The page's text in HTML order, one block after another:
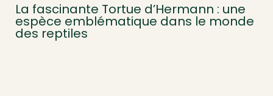
La fascinante Tortue d’Hermann : une
espèce emblématique dans le monde
des reptiles